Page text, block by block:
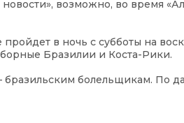
возможно, во время
в ночь с субботы на
Бразилии и Коста-Рики.
болельщикам. По